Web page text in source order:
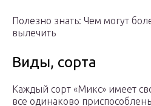
Полезно знать: Чем могут
вылечить
Виды, сорта
Каждый сорт «Микс» имеет
все одинаково